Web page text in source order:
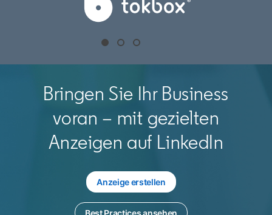
Bringen Sie Ihr Business
voran – mit gezielten
Anzeigen auf LinkedIn
Anzeige erstellenopens in a new tab
Best Practices ansehen